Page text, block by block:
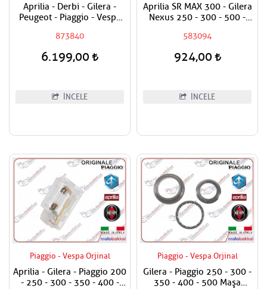
Aprilia - Derbi - Gilera -
Peugeot - Piaggio - Vespa
Adet Fiyat
873840
6.199,00
İNCELE
Aprilia SR MAX 300 - Gilera
Nexus 250 - 300 - 500 -
583094
924,00
İNCELE
Piaggio - Vespa Orjinal
Aprilia - Gilera - Piaggio 200
- 250 - 300 - 350 - 400 -
Piaggio - Vespa Orjinal
Gilera - Piaggio 250 - 300 -
350 - 400 - 500 Maşa